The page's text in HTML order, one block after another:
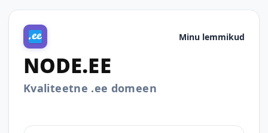
Minu lemmikud
NODE.EE
Kvaliteetne .ee domeen